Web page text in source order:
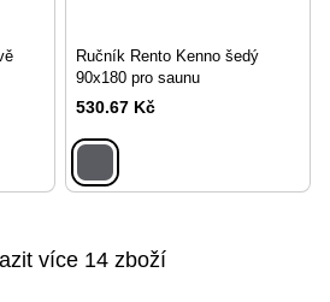
Ručník Rento Kenno šedý
90x180 pro saunu
530.67 Kč
více 14 zboží